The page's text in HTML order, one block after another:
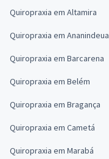
Quiropraxia em Altamira
Quiropraxia em Ananindeua
Quiropraxia em Barcarena
Quiropraxia em Belém
Quiropraxia em Bragança
Quiropraxia em Cametá
Quiropraxia em Marabá